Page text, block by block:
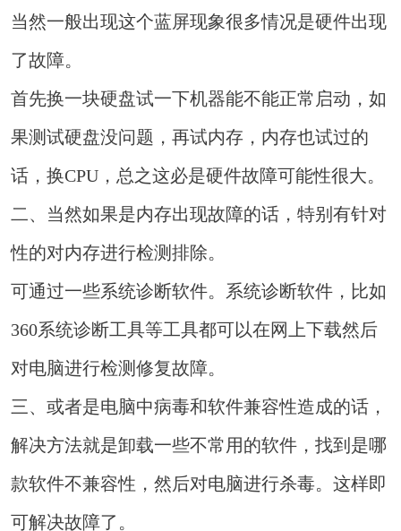
当然一般出现这个蓝屏现象很多情况是硬件出现
了故障。
首先换一块硬盘试一下机器能不能正常启动，如
果测试硬盘没问题，再试内存，内存也试过的
话，换CPU，总之这必是硬件故障可能性很大。
二、当然如果是内存出现故障的话，特别有针对
性的对内存进行检测排除。
可通过一些系统诊断软件。系统诊断软件，比如
360系统诊断工具等工具都可以在网上下载然后
对电脑进行检测修复故障。
三、或者是电脑中病毒和软件兼容性造成的话，
解决方法就是卸载一些不常用的软件，找到是哪
款软件不兼容性，然后对电脑进行杀毒。这样即
可解决故障了。